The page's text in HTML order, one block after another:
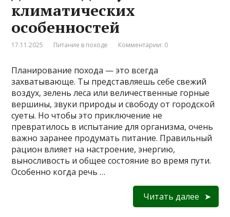
климатических
особенностей
17.11.2025 Питание в походе Комментарии: 0
Планирование похода — это всегда
захватывающе. Ты представляешь себе свежий
воздух, зелень леса или величественные горные
вершины, звуки природы и свободу от городской
суеты. Но чтобы это приключение не
превратилось в испытание для организма, очень
важно заранее продумать питание. Правильный
рацион влияет на настроение, энергию,
выносливость и общее состояние во время пути.
Особенно когда речь …
Читать далее